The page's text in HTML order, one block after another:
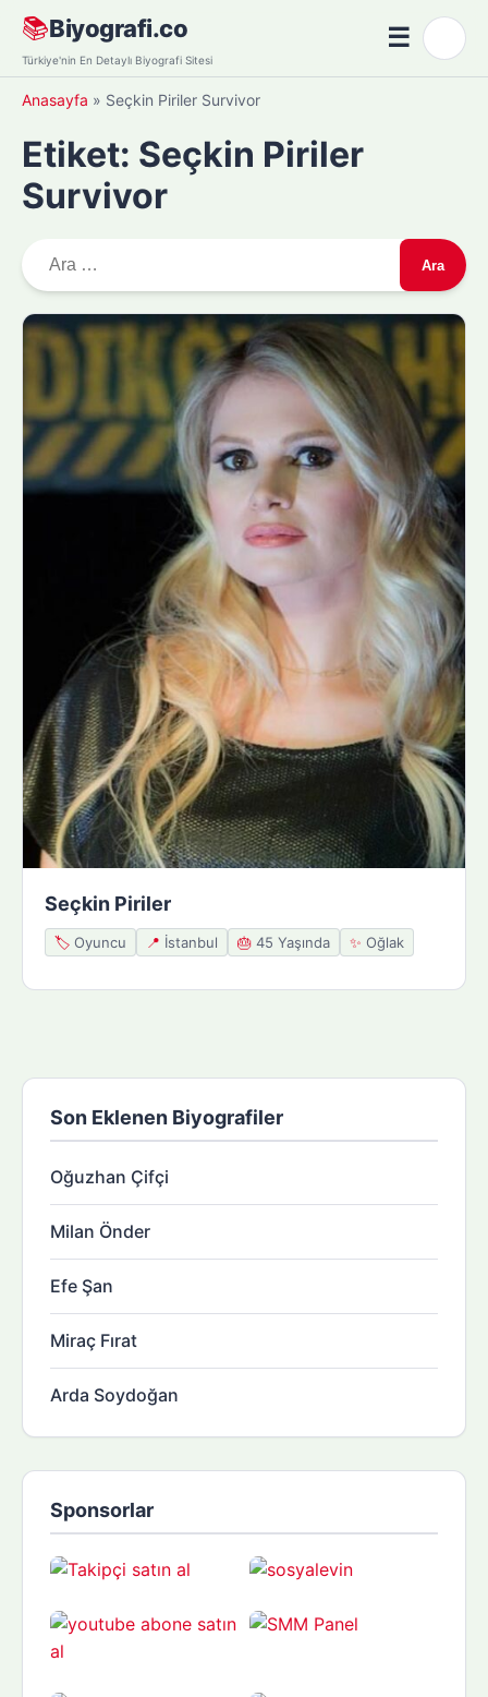
Skip
content
📚Biyografi.co
Türkiye'nin En Detaylı Biyografi Sitesi
☰Menü
Anasayfa » Seçkin Piriler Survivor
Etiket: Seçkin Piriler
Survivor
r
m
Seçkin Piriler
🏷️ Oyuncu 📍 İstanbul 🎂 45 Yaşında ✨ Oğlak
Son Eklenen Biyografiler
Oğuzhan Çifçi
Milan Önder
Efe Şan
Miraç Fırat
Arda Soydoğan
Sponsorlar